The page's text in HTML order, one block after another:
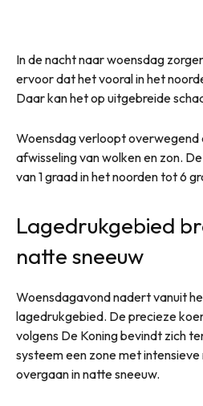
In de nacht naar woensdag
ervoor dat het vooral in het
Daar kan het op uitgebreide
Woensdag verloopt overwegend
afwisseling van wolken en zon.
van 1 graad in het noorden tot 6
Lagedrukgebied
natte sneeuw
Woensdagavond nadert vanuit
lagedrukgebied. De precieze
volgens De Koning bevindt zich
systeem een zone met
overgaan in natte sneeuw.